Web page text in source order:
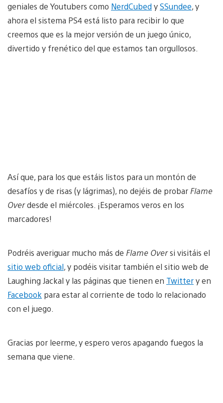
geniales de Youtubers como NerdCubed ySSundee, y
ahora el sistema PS4 está listo para recibir lo que
creemos que es la mejor versión de un juego único,
divertido y frenético del que estamos tan orgullosos.
Así que, para los que estáis listos para un montón de
desafíos y de risas (y lágrimas), no dejéis de probar Flame
Overdesde el miércoles. ¡Esperamos veros en los
marcadores!
Podréis averiguar mucho más de Flame Oversi visitáis el
sitio web oficial, y podéis visitar también el sitio web de
Laughing Jackal y las páginas que tienen en Twittery en
Facebook para estar al corriente de todo lo relacionado
con el juego.
Gracias por leerme, y espero veros apagando fuegos la
semana que viene.